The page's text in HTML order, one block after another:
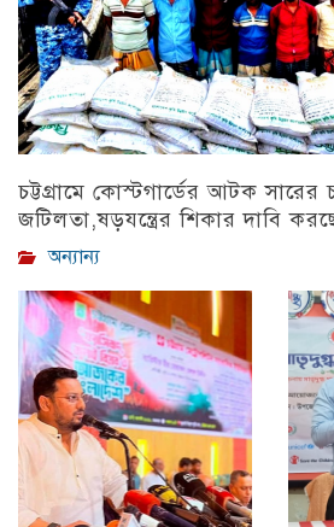
চট্টগ্রামে কোস্টগার্ডের আটক সারের
জটিলতা,ষড়যন্ত্রের শিকার দাবি
অন্যান্য